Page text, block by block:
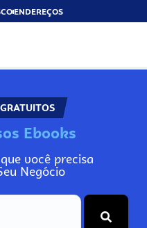
ENDEREÇOS
E ooksN
você precisa
Negócio